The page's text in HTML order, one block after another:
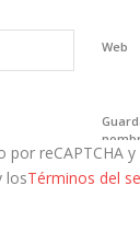
Web
correo
por reCAPTCHA y
losTérminos del